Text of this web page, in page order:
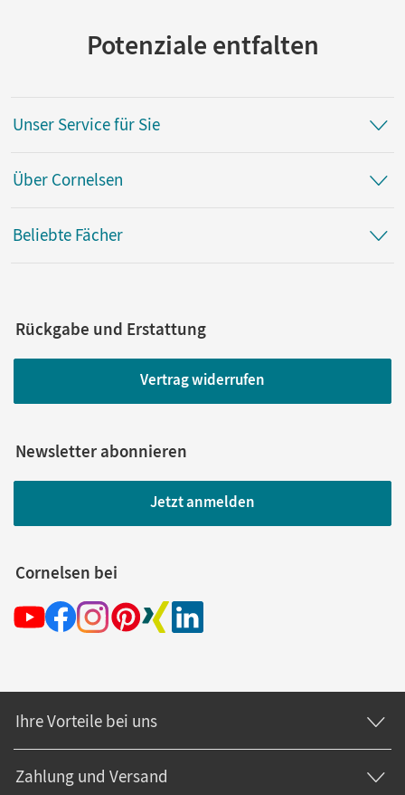
Potenziale entfalten
Unser Service für Sie
Über Cornelsen
Beliebte Fächer
Rückgabe und Erstattung
Vertrag widerrufen
Newsletter abonnieren
Jetzt anmelden
Cornelsen bei
Ihre Vorteile bei uns
Zahlung und Versand